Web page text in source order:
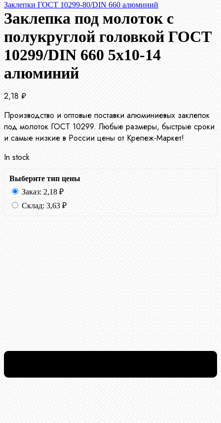
Заклепки ГОСТ 10299-80/DIN 660 алюминий
Заклепка под молоток с
полукруглой головкой ГОСТ
10299/DIN 660 5х10-14
алюминий
2,18 ₽
Производство и оптовые поставки алюминиевых заклепок
под молоток ГОСТ 10299. Любые размеры, быстрые сроки
и самые низкие в России цены от Крепеж-Маркет!
In stock
Выберите тип цены
Заказ: 2,18 ₽
Склад: 3,63 ₽